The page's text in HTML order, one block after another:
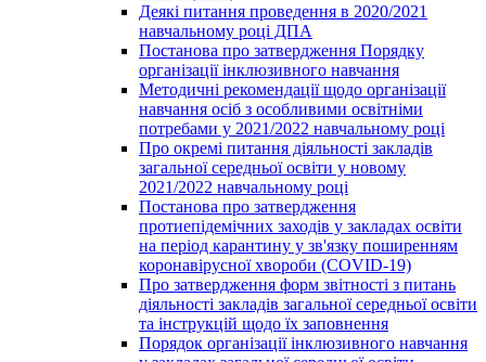
Деякі питання проведення в 2020/2021
навчальному році ДПА
Постанова про затвердження Порядку
організації інклюзивного навчання
Методичні рекомендації щодо організації
навчання осіб з особливими освітніми
потребами у 2021/2022 навчальному році
Про окремі питання діяльності закладів
загальної середньої освіти у новому
2021/2022 навчальному році
Постанова про затвердження
протиепідемічних заходів у закладах освіти
на період карантину у зв'язку поширенням
коронавірусної хвороби (COVID-19)
Про затвердження форм звітності з питань
діяльності закладів загальної середньої освіти
та інструкцій щодо їх заповнення
Порядок організації інклюзивного навчання